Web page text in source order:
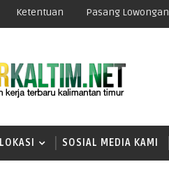
Ketentuan Pasang Lowongan
LOKASI SOSIAL MEDIA KAMI